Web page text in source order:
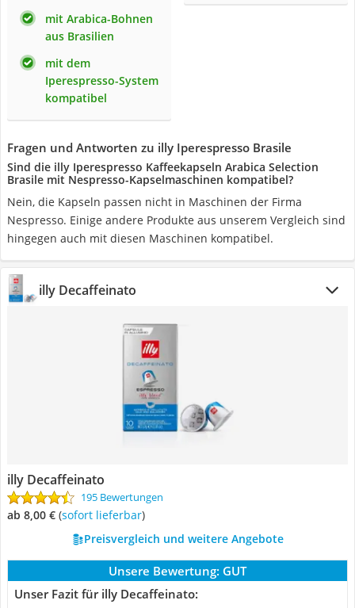
mit Arabica-Bohnen
aus Brasilien
mit dem
Iperespresso-System
kompatibel
Fragen und Antworten zu illy Iperespresso Brasile
Sind die illy Iperespresso Kaffeekapseln Arabica Selection
Brasile mit Nespresso-Kapselmaschinen kompatibel?
Nein, die Kapseln passen nicht in Maschinen der Firma
Nespresso. Einige andere Produkte aus unserem Vergleich sind
hingegen auch mit diesen Maschinen kompatibel.
illy Decaffeinato
illy Decaffeinato
195 Bewertungen
ab 8,00 € ( Sofort lieferbar)
Preisvergleich und weitere Angebote
Unsere Bewertung: GUT
Unser Fazit für illy Decaffeinato: